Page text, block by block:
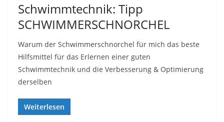
Schwimmtechnik: Tipp
SCHWIMMERSCHNORCHEL
Warum der Schwimmerschnorchel für mich das beste
Hilfsmittel für das Erlernen einer guten
Schwimmtechnik und die Verbesserung & Optimierung
derselben
Weiterlesen